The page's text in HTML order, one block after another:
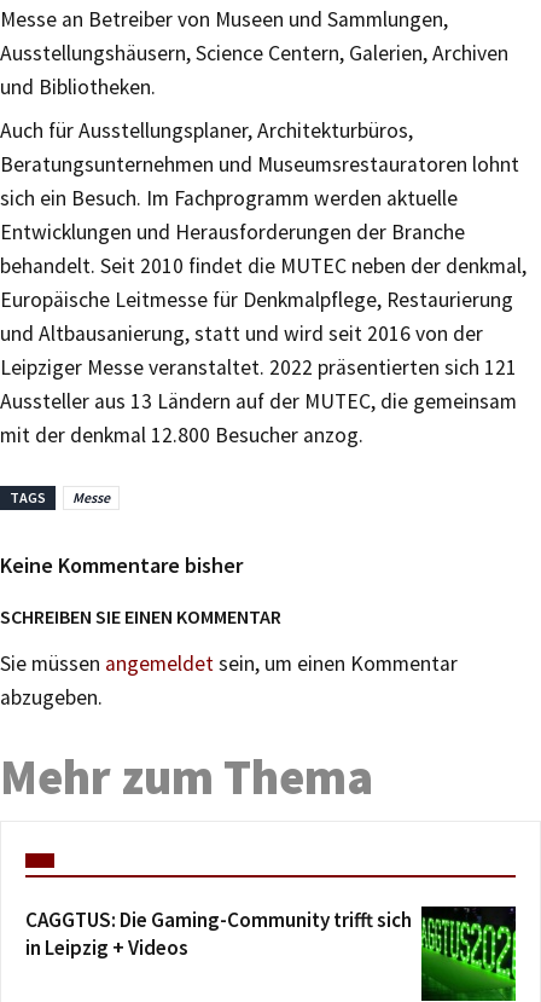
Messe an Betreiber von Museen und Sammlungen,
Ausstellungshäusern, Science Centern, Galerien, Archiven
und Bibliotheken.
Auch für Ausstellungsplaner, Architekturbüros,
Beratungsunternehmen und Museumsrestauratoren lohnt
sich ein Besuch. Im Fachprogramm werden aktuelle
Entwicklungen und Herausforderungen der Branche
behandelt. Seit 2010 findet die MUTEC neben der denkmal,
Europäische Leitmesse für Denkmalpflege, Restaurierung
und Altbausanierung, statt und wird seit 2016 von der
Leipziger Messe veranstaltet. 2022 präsentierten sich 121
Aussteller aus 13 Ländern auf der MUTEC, die gemeinsam
mit der denkmal 12.800 Besucher anzog.
TAGS Messe
Keine Kommentare bisher
SCHREIBEN SIE EINEN KOMMENTAR
Sie müssen angemeldetsein, um einen Kommentar
abzugeben.
Mehr zum Thema
CAGGTUS: Die Gaming-Community trifft sich
in Leipzig + Videos